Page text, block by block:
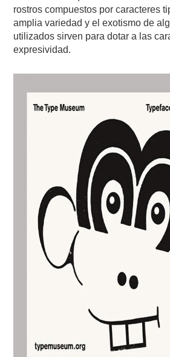
rostros compuestos por caracteres
amplia variedad y el exotismo de
utilizados sirven para dotar a las
expresividad.